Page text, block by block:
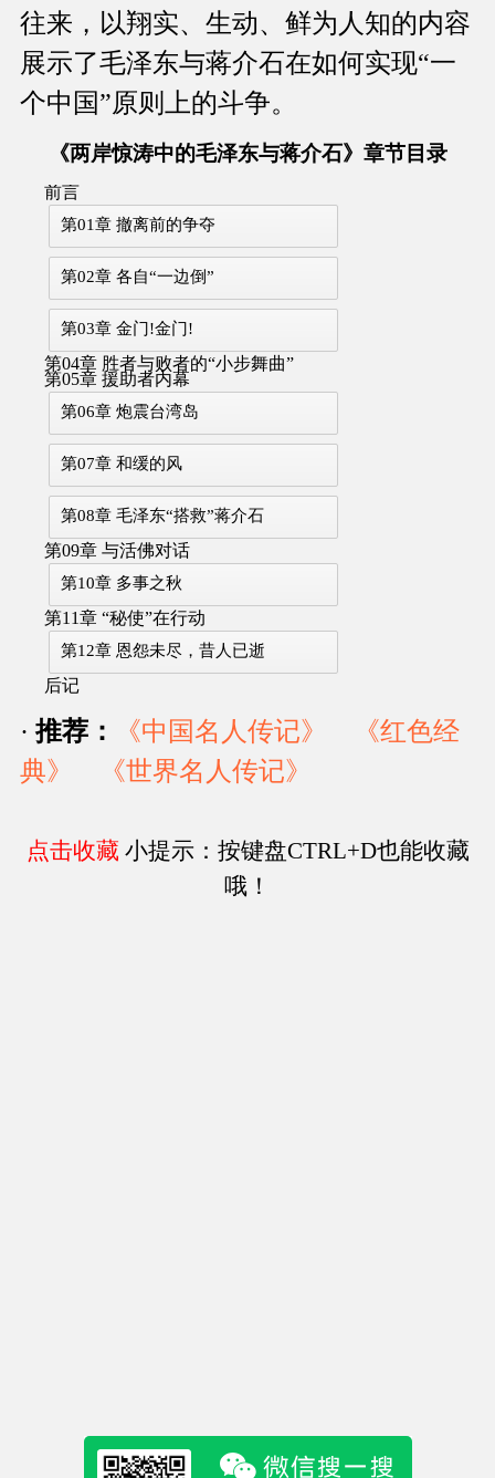
往来，以翔实、生动、鲜为人知的内容
展示了毛泽东与蒋介石在如何实现“一
个中国”原则上的斗争。
《两岸惊涛中的毛泽东与蒋介石》章节目录
前言
第01章 撤离前的争夺
第02章 各自“一边倒”
第03章 金门!金门!
第04章 胜者与败者的“小步舞曲”
第05章 援助者内幕
第06章 炮震台湾岛
第07章 和缓的风
第08章 毛泽东“搭救”蒋介石
第09章 与活佛对话
第10章 多事之秋
第11章 “秘使”在行动
第12章 恩怨未尽，昔人已逝
后记
· 推荐： 《中国名人传记》
《红色经
典》
《世界名人传记》
点击收藏 小提示：按键盘CTRL+D也能收藏
哦！